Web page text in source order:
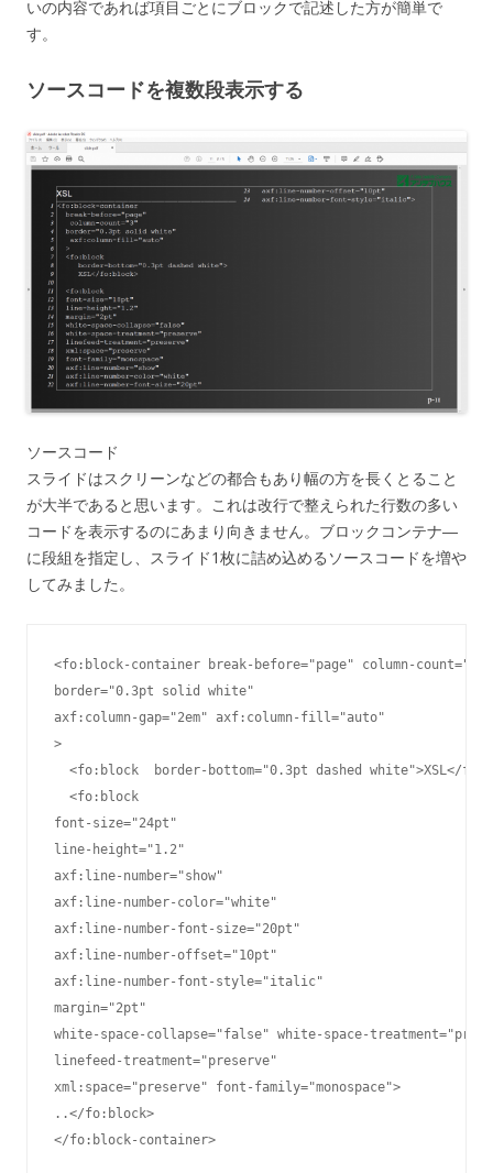
いの内容であれば項目ごとにブロックで記述した方が簡単で
す。
ソースコードを複数段表示する
ソースコード
スライドはスクリーンなどの都合もあり幅の方を長くとること
が大半であると思います。これは改行で整えられた行数の多い
コードを表示するのにあまり向きません。ブロックコンテナ―
に段組を指定し、スライド1枚に詰め込めるソースコードを増や
してみました。
<fo:block-container break-before="page" column-count="2"
border="0.3pt solid white"
axf:column-gap="2em" axf:column-fill="auto"
>
<fo:block  border-bottom="0.3pt dashed white">XSL</
  <fo:block
font-size="24pt"
line-height="1.2"
axf:line-number="show"
axf:line-number-color="white"
axf:line-number-font-size="20pt"
axf:line-number-offset="10pt"
axf:line-number-font-style="italic"
margin="2pt"
white-space-collapse="false" white-space-
linefeed-treatment="preserve"
xml:space="preserve" font-family="monospace">
..</fo:block>
</fo:block-container>